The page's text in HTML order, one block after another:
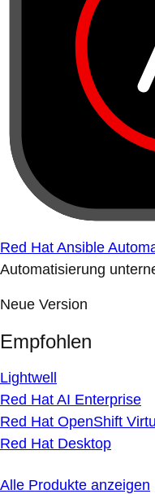
Red Hat Ansible
Automatisierung
Neue Version
Empfohlen
Lightwell
Red Hat AI Enterprise
Red Hat OpenShift
Red Hat Desktop
Alle Produkte anzeigen